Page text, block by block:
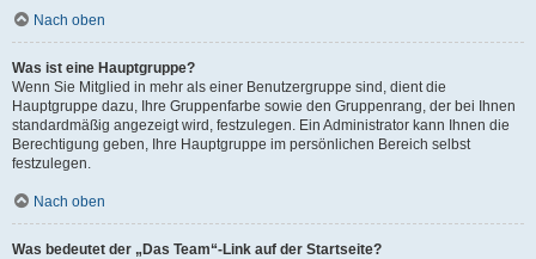
Nach oben
Was ist eine Hauptgruppe?
Wenn Sie Mitglied in mehr als einer Benutzergruppe sind, dient die
Hauptgruppe dazu, Ihre Gruppenfarbe sowie den Gruppenrang, der bei Ihnen
standardmäßig angezeigt wird, festzulegen. Ein Administrator kann Ihnen die
Berechtigung geben, Ihre Hauptgruppe im persönlichen Bereich selbst
festzulegen.
Nach oben
Was bedeutet der „Das Team“-Link auf der Startseite?